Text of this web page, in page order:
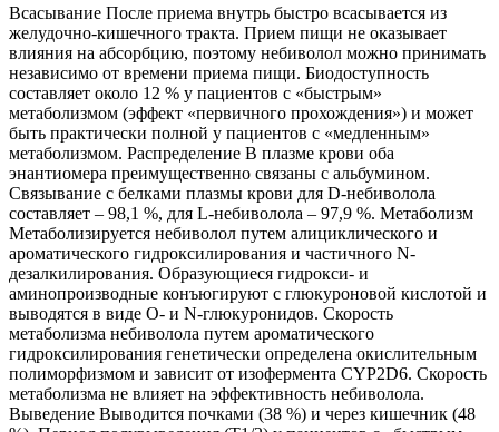
Всасывание После приема внутрь быстро всасывается из
желудочно-кишечного тракта. Прием пищи не оказывает
влияния на абсорбцию, поэтому небиволол можно принимать
независимо от времени приема пищи. Биодоступность
составляет около 12 % у пациентов с «быстрым»
метаболизмом (эффект «первичного прохождения») и может
быть практически полной у пациентов с «медленным»
метаболизмом. Распределение В плазме крови оба
энантиомера преимущественно связаны с альбумином.
Связывание с белками плазмы крови для D-небиволола
составляет – 98,1 %, для L-небиволола – 97,9 %. Метаболизм
Метаболизируется небиволол путем алициклического и
ароматического гидроксилирования и частичного N-
дезалкилирования. Образующиеся гидрокси- и
аминопроизводные конъюгируют с глюкуроновой кислотой и
выводятся в виде О- и N-глюкуронидов. Скорость
метаболизма небиволола путем ароматического
гидроксилирования генетически определена окислительным
полиморфизмом и зависит от изофермента CYP2D6. Скорость
метаболизма не влияет на эффективность небиволола.
Выведение Выводится почками (38 %) и через кишечник (48